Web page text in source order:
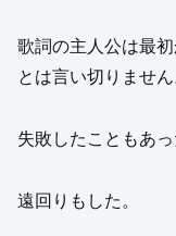
歌詞の主人公は最
とは言い切りません
失敗したこともあっ
遠回りもした。